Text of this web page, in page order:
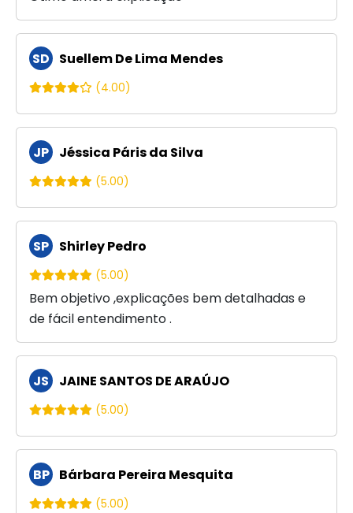
SD Suellem De Lima Mendes
(4.00)
JP Jéssica Páris da Silva
(5.00)
SP Shirley Pedro
(5.00)
Bem objetivo ,explicações bem detalhadas e
de fácil entendimento .
JS JAINE SANTOS DE ARAÚJO
(5.00)
BP Bárbara Pereira Mesquita
(5.00)